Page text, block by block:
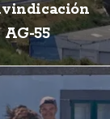
55